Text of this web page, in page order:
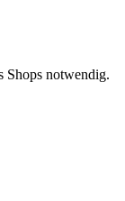
Shops notwendig.